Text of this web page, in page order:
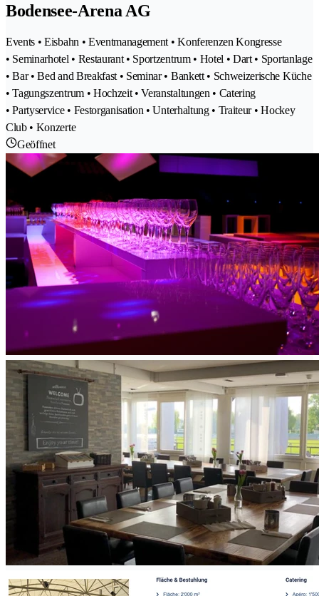
Bodensee-Arena AG
Events • Eisbahn • Eventmanagement • Konferenzen Kongresse
• Seminarhotel • Restaurant • Sportzentrum • Hotel • Dart • Sportanlage
• Bar • Bed and Breakfast • Seminar • Bankett • Schweizerische Küche
• Tagungszentrum • Hochzeit • Veranstaltungen • Catering
• Partyservice • Festorganisation • Unterhaltung • Traiteur • Hockey
Club • Konzerte
Geöffnet